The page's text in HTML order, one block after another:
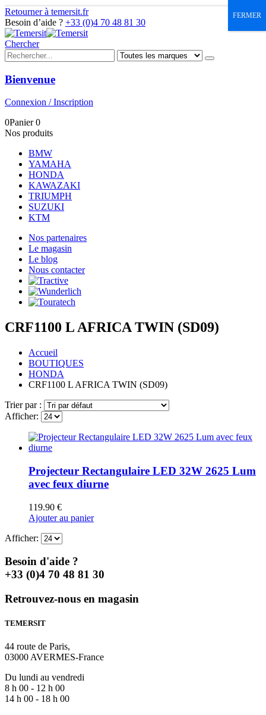
Retourner à temersit.fr
Besoin d’aide ? +33 (0)4 70 48 81 30
Chercher
Bienvenue
Connexion / Inscription
0Panier0
Nos produits
BMW
YAMAHA
HONDA
KAWAZAKI
TRIUMPH
SUZUKI
KTM
Nos partenaires
Le magasin
Le blog
Nous contacter
CRF1100 L AFRICA TWIN (SD09)
Accueil
BOUTIQUES
HONDA
CRF1100 L AFRICA TWIN (SD09)
Trier par :
Afficher:
Projecteur Rectangulaire LED 32W 2625 Lum
avec feux diurne
119.90 €
Ajouter au panier
Afficher:
Besoin d'aide ?
+33 (0)4 70 48 81 30
Retrouvez-nous en magasin
TEMERSIT
44 route de Paris,
03000 AVERMES-France
Du lundi au vendredi
8 h 00 - 12 h 00
14 h 00 - 18 h 00
FERMER